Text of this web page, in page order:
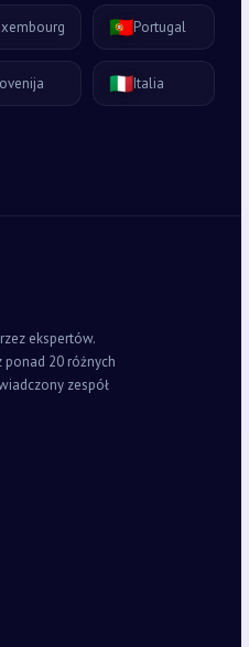
🇵🇹Portugal
🇮🇹Italia
ekspertów.
ponad 20 różnych
zespół